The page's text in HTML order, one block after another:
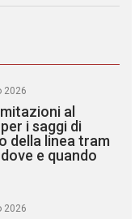
2026
al
i saggi di
della linea tram
e quando
2026